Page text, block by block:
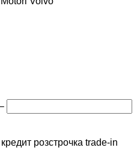
кредит розстрочка trade-in